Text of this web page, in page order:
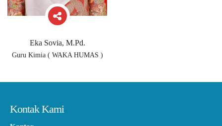
Eka Sovia, M.Pd.
Guru Kimia ( WAKA HUMAS )
Kontak Kami